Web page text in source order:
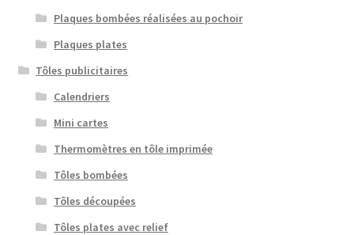
Plaques bombées réalisées au pochoir
Plaques plates
Tôles publicitaires
Calendriers
Mini cartes
Thermomètres en tôle imprimée
Tôles bombées
Tôles découpées
Tôles plates avec relief